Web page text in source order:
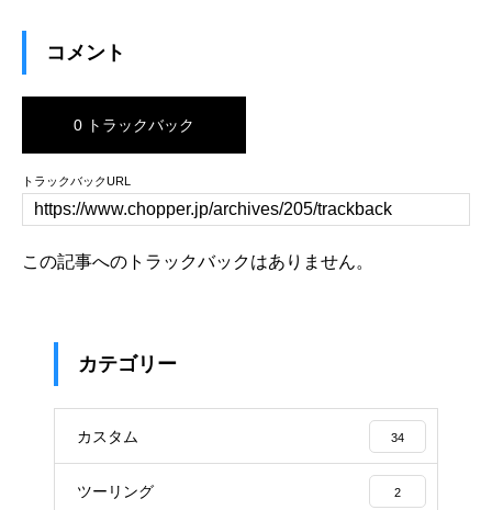
コメント
0 トラックバック
トラックバックURL
この記事へのトラックバックはありません。
カテゴリー
カスタム 34
ツーリング 2